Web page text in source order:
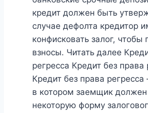
кредит должен быть
случае дефолта кредитор
конфисковать залог, чтобы
взносы. Читать далее
регресса Кредит без права
Кредит без права регресса
в котором заемщик
некоторую форму